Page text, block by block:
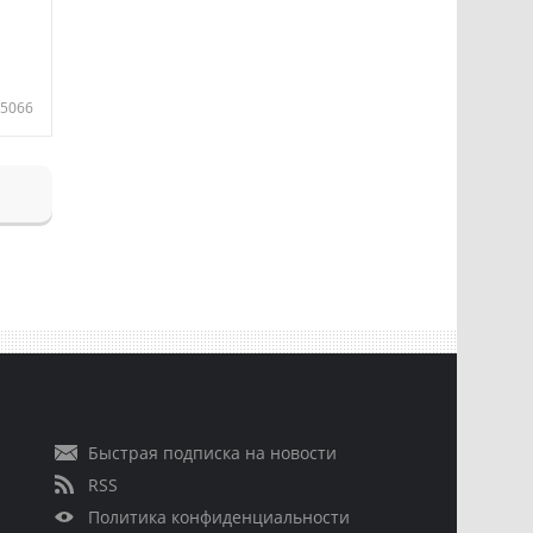
5066
Быстрая подписка на новости
RSS
Политика конфиденциальности